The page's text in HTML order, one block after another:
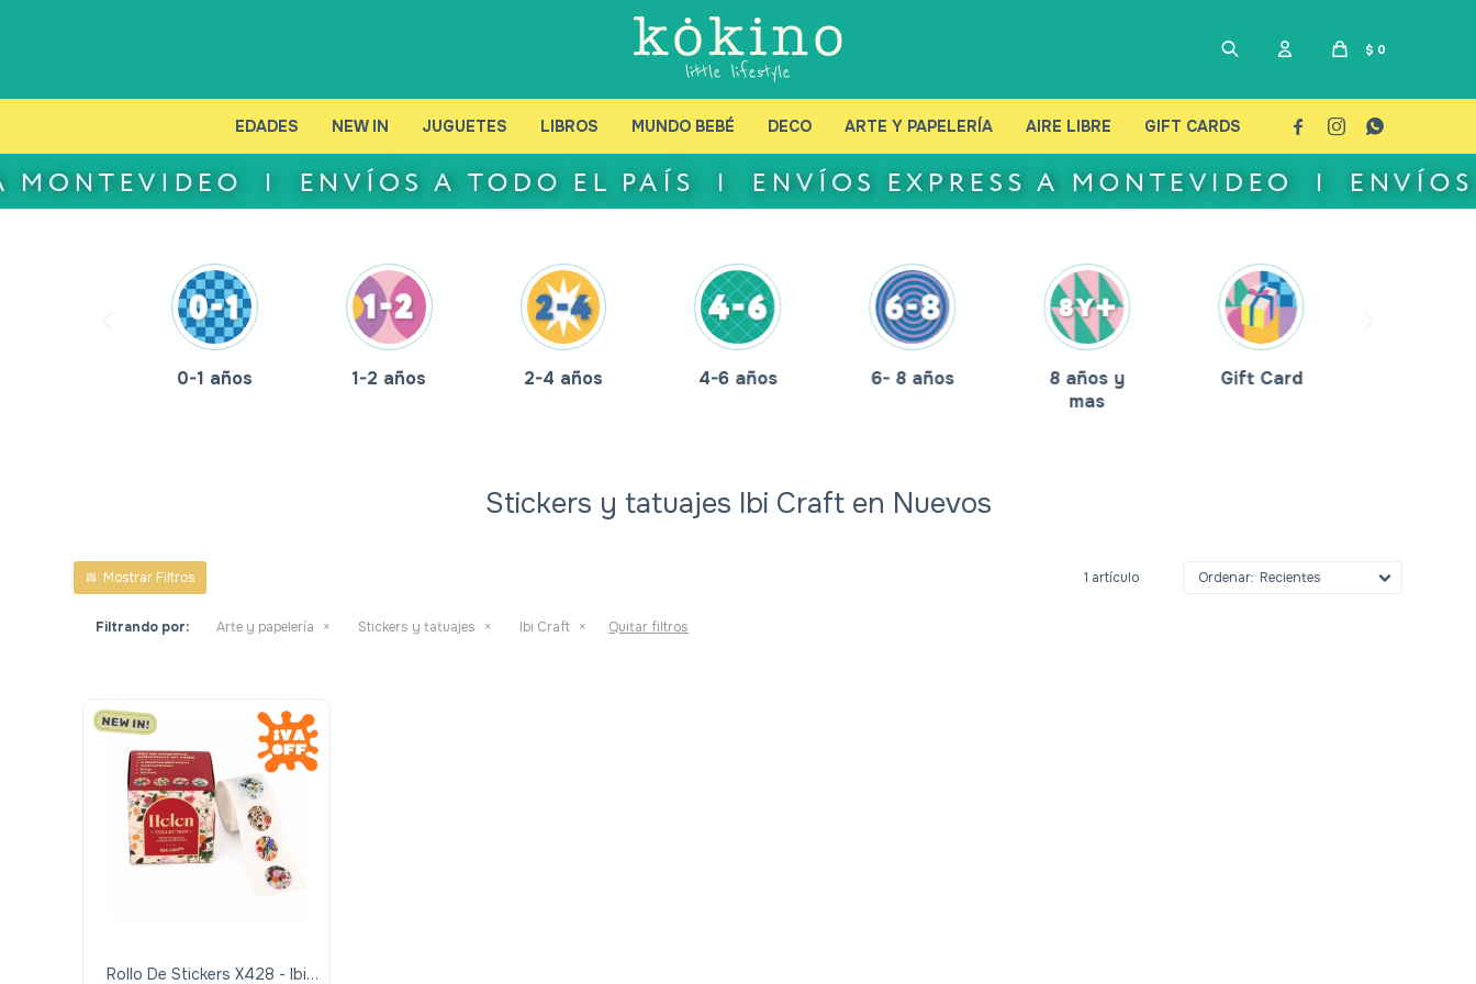
EDADES NEW IN JUGUETES LIBROS MUNDO BEBÉ DECO ARTE Y PAPELERÍA AIRE LIBRE GIFT CARDS
$ 0
  
0-1 años 1-2 años 2-4 años 4-6 años 6- 8 años
8 años y
mas
Gift Card
Stickers y tatuajes Ibi Craft en Nuevos
1 artículo Recientes
Filtrando por: Arte y papelería Stickers y tatuajes Ibi Craft Quitar filtros
Rollo De Stickers X428 - Ibi